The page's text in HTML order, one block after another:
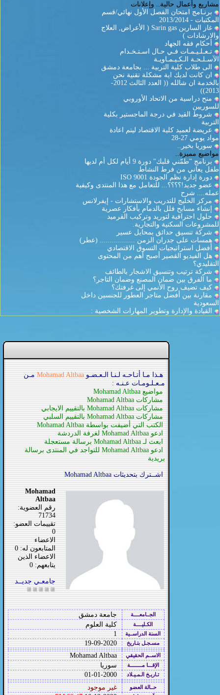
مشاريع وأعمال حالية.. وإعلانات
برنـامج امتحان الفصل الأول نهائي/قسم
المكتبات - 2013/2014
غاز السارين Sarin gas ( الأعراض, العلاج
والارشادات )
أحكام فقه الجهاد
تـعـلـيـمـات فـي حـال اسـتـخـدام
الآسـلـحـة الـكـيـمـاويـة
الى طلاب كلية التربية ... بجامعة دمشق
ان كانت لديك اية مشكلة تقنية نحن
بالخدمة ان شالله (( العدد الثالث 2012-
2013))
منح دراسية من الاتحاد الأوروبي
للسوريين
شروط القيد في درجة الماجستير بكلية
التربية
عريضة لعميد كلية الاقتصاد ليتم اعادة
مواد يومي 27-28
سوريا بخير..
مواضيع مميزة..
برنامج "طمّني قلبك" دورة 9 أيام لكل أم لديها
طفل يعاني من فرط النشاط
دورة إدارة نظم الجودة ISO 9001
عضو جديد!؟؟؟؟... للتعامل مع هذا المنتدى وكيفية
عمله.... شرح
مركز الخليج للتدريب والاستشارات - إيفرلانس
إنشاء مسابح فلل بالدمام بأفكار عصرية
حلول احترافية لتوريد وتركيب القرميد
للمشروعات السكنية والتجارية.
شركة تنسيق حدائق بمحايل عسير
همسات على جدران الزمن .................. (عطر)
أفضل استراتيجيات التسوق الاقتصادي
هل الفيديو القصير أصبح أهم من المحتوى
التقليدي؟
شركة ترتيب وتنسيق الاشجار بالطائف
ما الفرق بين ضمان المصنع وضمان التاجر؟
كيف تضيف روح الأنمي إلى غرفتك؟
مقارنة بين أفضل متاجر العطور للجنسين داخل
السعودية
القيادة والإدارة وتطوير المهارات الشخصية :
هـذا مـا أتـاحـه لـنـا الـعـضـوMohamad Altbaa مـن
مـعـلـومـات عـنـه :
مواضيع Mohamad Altbaa
مشاركات Mohamad Altbaa
مشاركات Mohamad Altbaa بالتقييم الايجابي
مشاركات Mohamad Altbaa بالتقييم السلبي
الكتب التي أضيفت بواسطة Mohamad Altbaa
ادعو Mohamad Altbaa لغرفة الدردشة
ابعث لـ Mohamad Altbaa برسالة مستعجلة
ادعو Mohamad Altbaa للتواجد في المنتدى برسالة
بريدية
اشــترك بتحديثات Mohamad Altbaa
Mohamad
Altbaa
رقم العضوية:
71734
تقييمات العضو:
0
الاعضاء
المتابعون له: 0
الاعضاء الذين
يتابعهم: 0
جامعـي جديــد
الجــامعــــة جامعة دمشق
الكـليــــة كلية العلوم
السنة الدراســية 1
مسـجـل بتـاريخ 19-09-2020
الاســم الحقيقي Mohamad Altbaa
الإقـــا مــــــــة سوريا
تـاريـخ الـمـيـلاد 01-01-2000
حــالة العضو غير موجود